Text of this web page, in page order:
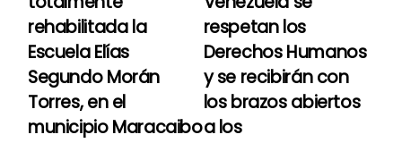
v
e
g
respetan los
Derechos Humanos
y se recibirán con
los brazos abiertos
a los
rehabilitada la
Escuela Elías
Segundo Morán
Torres, en el
municipio Maracaibo